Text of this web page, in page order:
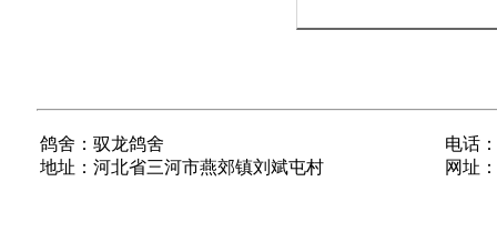
鸽舍：驭龙鸽舍
地址：河北省三河市燕郊镇刘斌屯村
电话
网址